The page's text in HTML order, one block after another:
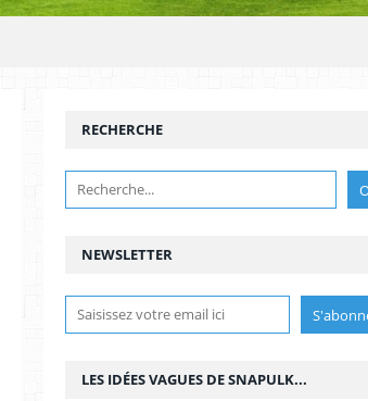
NEWSLETTER
RECHERCHE
LES IDÉES VAGUES DE SNAPULK...